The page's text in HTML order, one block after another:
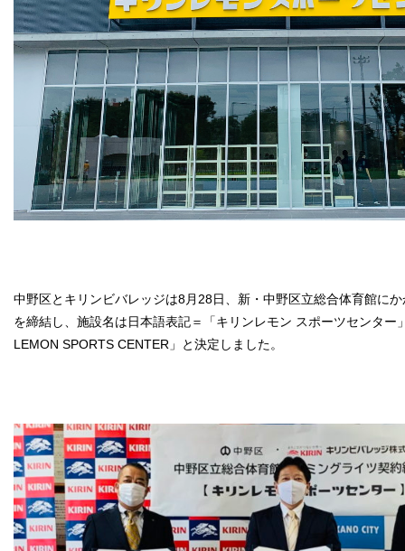
中野区とキリンビバレッジは8月28日、新・中野区立総合体育館に
を締結し、施設名は日本語表記＝「キリンレモン スポーツセンター
LEMON SPORTS CENTER」と決定しました。